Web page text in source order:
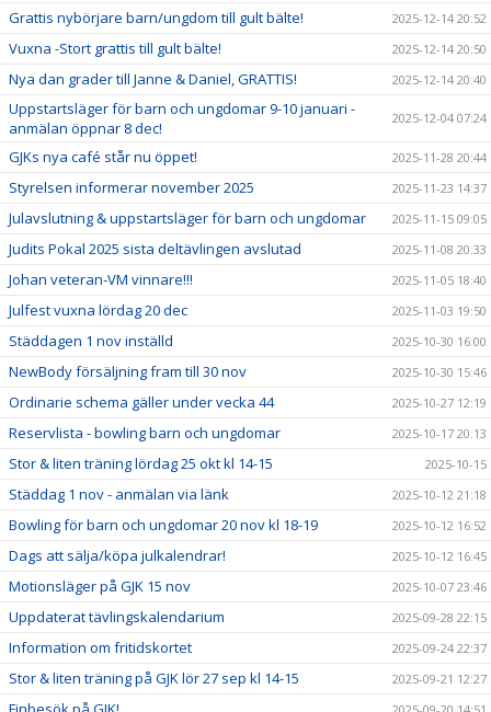
Grattis nybörjare barn/ungdom till gult bälte! 2025-12-14 20:52
Vuxna -Stort grattis till gult bälte! 2025-12-14 20:50
Nya dan grader till Janne & Daniel, GRATTIS! 2025-12-14 20:40
Uppstartsläger för barn och ungdomar 9-10 januari -
anmälan öppnar 8 dec!
2025-12-04 07:24
GJKs nya café står nu öppet! 2025-11-28 20:44
Styrelsen informerar november 2025 2025-11-23 14:37
Julavslutning & uppstartsläger för barn och ungdomar 2025-11-15 09:05
Judits Pokal 2025 sista deltävlingen avslutad 2025-11-08 20:33
Johan veteran-VM vinnare!!! 2025-11-05 18:40
Julfest vuxna lördag 20 dec 2025-11-03 19:50
Städdagen 1 nov inställd 2025-10-30 16:00
NewBody försäljning fram till 30 nov 2025-10-30 15:46
Ordinarie schema gäller under vecka 44 2025-10-27 12:19
Reservlista - bowling barn och ungdomar 2025-10-17 20:13
Stor & liten träning lördag 25 okt kl 14-15 2025-10-15
Städdag 1 nov - anmälan via länk 2025-10-12 21:18
Bowling för barn och ungdomar 20 nov kl 18-19 2025-10-12 16:52
Dags att sälja/köpa julkalendrar! 2025-10-12 16:45
Motionsläger på GJK 15 nov 2025-10-07 23:46
Uppdaterat tävlingskalendarium 2025-09-28 22:15
Information om fritidskortet 2025-09-24 22:37
Stor & liten träning på GJK lör 27 sep kl 14-15 2025-09-21 12:27